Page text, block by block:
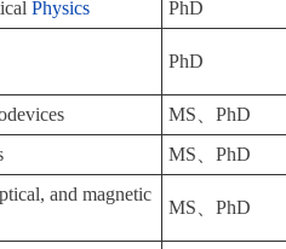
Physics PhD
PhD
MS、PhD
MS、PhD
and magnetic
MS、PhD